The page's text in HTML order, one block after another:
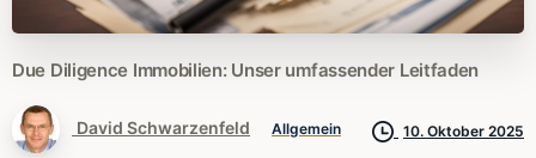
Due Diligence Immobilien: Unser umfassender Leitfaden
David Schwarzenfeld Allgemein 10. Oktober 2025